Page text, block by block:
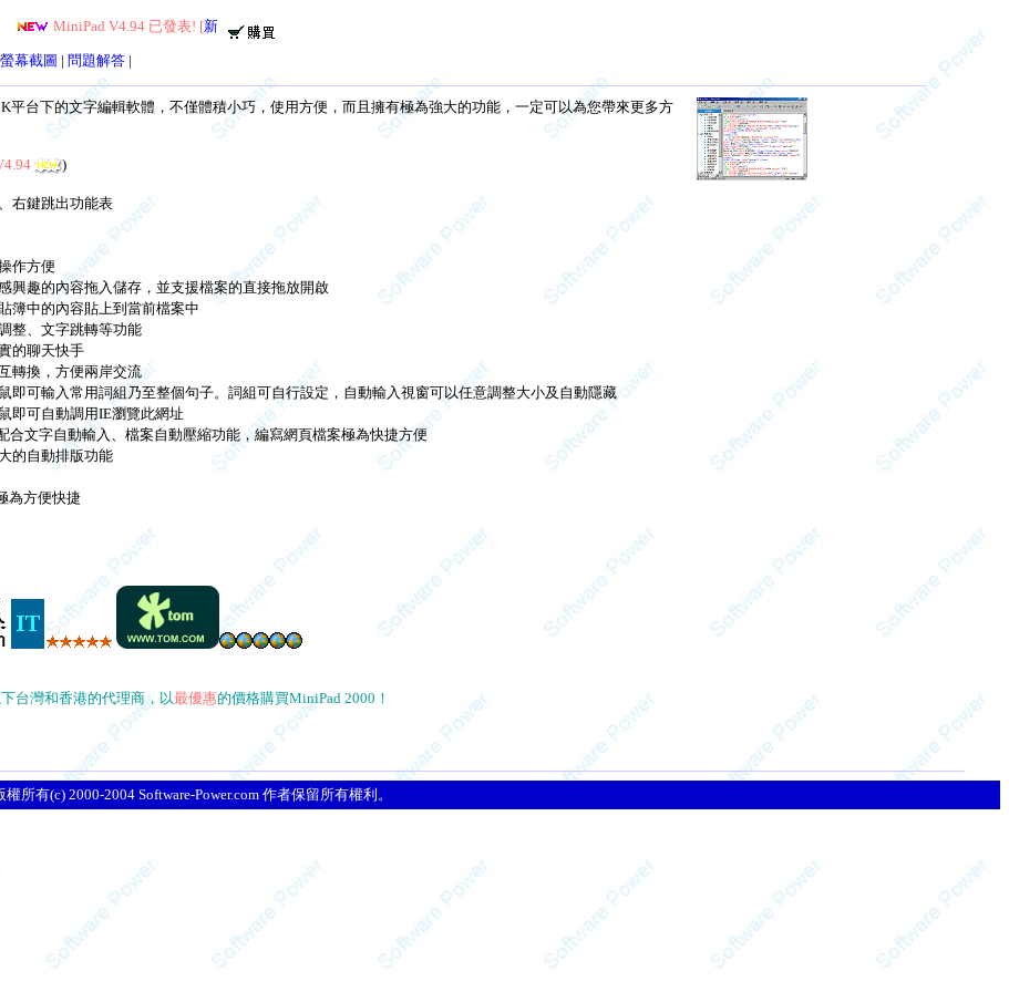
MiniPad V4.94 已發表! [ 新功能]
螢幕截圖 | 問題解答|
平台下的文字編輯軟體，不僅體積小巧，使用方便，而且擁有極為強大的功能，一定可以為您帶來更多方
)
右鍵跳出功能表
作方便
興趣的內容拖入儲存，並支援檔案的直接拖放開啟
簿中的內容貼上到當前檔案中
整、文字跳轉等功能
的聊天快手
轉換，方便兩岸交流
即可輸入常用詞組乃至整個句子。詞組可自行設定，自動輸入視窗可以任意調整大小及自動隱藏
即可自動調用IE瀏覽此網址
合文字自動輸入、檔案自動壓縮功能，編寫網頁檔案極為快捷方便
的自動排版功能
為方便快捷
台灣和香港的代理商，以最優惠的價格購買MiniPad 2000！
權所有(c) 2000-2004 Software-Power.com 作者保留所有權利。